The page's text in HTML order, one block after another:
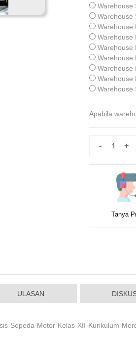
Warehouse
Warehouse
Warehouse
Warehouse
Warehouse
Warehouse
Warehouse
Warehouse
Warehouse
Apabila
+
-
Tanya
ULASAN
Sepeda Motor Kelas XII Kurikulum